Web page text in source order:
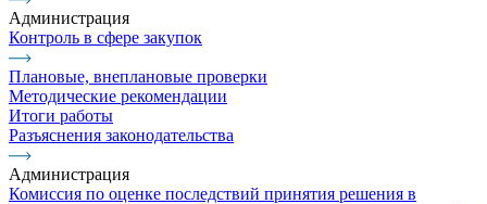
Администрация
Контроль в сфере закупок
Плановые, внеплановые проверки
Методические рекомендации
Итоги работы
Разъяснения законодательства
Администрация
Комиссия по оценке последствий принятия решения в